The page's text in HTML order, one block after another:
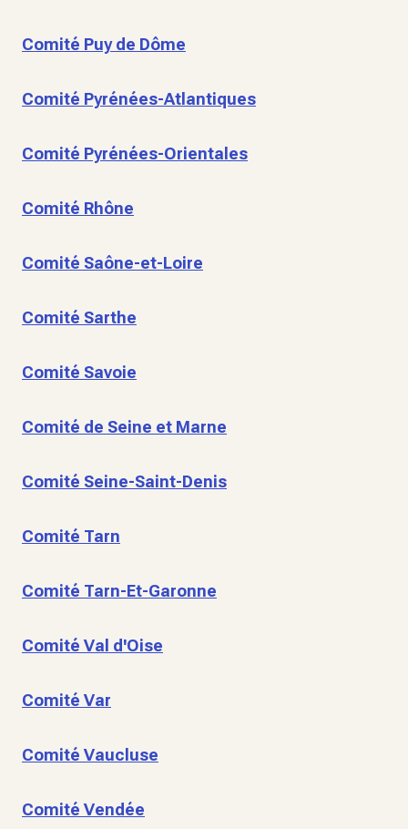
Comité Puy de Dôme
Comité Pyrénées-Atlantiques
Comité Pyrénées-Orientales
Comité Rhône
Comité Saône-et-Loire
Comité Sarthe
Comité Savoie
Comité de Seine et Marne
Comité Seine-Saint-Denis
Comité Tarn
Comité Tarn-Et-Garonne
Comité Val d'Oise
Comité Var
Comité Vaucluse
Comité Vendée